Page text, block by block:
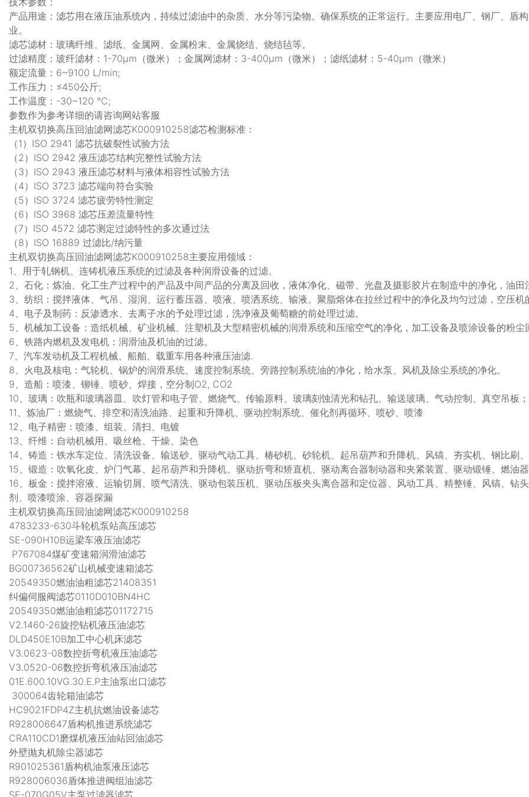
产品用途：滤芯用在液压油系统内，持续过滤油中的杂质、水分等污染物。确保系统的正常运行。主要应用电厂、钢厂、盾
业。
滤芯滤材：玻璃纤维、滤纸、金属网、金属粉末、金属烧结、烧结毡等。
过滤精度：玻纤滤材：1-70μm（微米）；金属网滤材：3-400μm（微米）；滤纸滤材：5-40μm（微米）
额定流量：6~9100 L/min;
工作压力：≤450公斤;
工作温度：-30~120 ℃;
参数作为参考详细的请咨询网站客服
主机双切换高压回油滤网滤芯K000910258滤芯检测标准：
（1）ISO 2941 滤芯抗破裂性试验方法
（2）ISO 2942 液压滤芯结构完整性试验方法
（3）ISO 2943 液压滤芯材料与液体相容性试验方法
（4）ISO 3723 滤芯端向符合实验
（5）ISO 3724 滤芯疲劳特性测定
（6）ISO 3968 滤芯压差流量特性
（7）ISO 4572 滤芯测定过滤特性的多次通过法
（8）ISO 16889 过滤比/纳污量
主机双切换高压回油滤网滤芯K000910258主要应用领域：
1、用于轧钢机、连铸机液压系统的过滤及各种润滑设备的过滤。
2、石化：炼油、化工生产过程中的产品及中间产品的分离及回收，液体净化、磁带、光盘及摄影胶片在制造中的净化，油
3、纺织：搅拌液体、气吊、湿润、运行蓄压器、喷液、喷洒系统、输液。聚脂熔体在拉丝过程中的净化及均匀过滤，空压
4、电子及制药：反渗透水、去离子水的予处理过滤，洗净液及葡萄糖的前处理过滤。
5、机械加工设备：造纸机械、矿业机械、注塑机及大型精密机械的润滑系统和压缩空气的净化，加工设备及喷涂设备的粉尘
6、铁路内燃机及发电机：润滑油及机油的过滤。
7、汽车发动机及工程机械、船舶、载重车用各种液压油滤.
8、火电及核电：气轮机、锅炉的润滑系统、速度控制系统、旁路控制系统油的净化，给水泵、风机及除尘系统的净化。
9、造船：喷漆、铆锤、喷砂、焊接，空分制O2, CO2
10、玻璃：吹瓶和玻璃器皿、吹灯管和电子管、燃烧气、传输原料、玻璃刻蚀清光和钻孔、输送玻璃、气动控制、真空吊板
11、炼油厂：燃烧气、排空和清洗油路、起重和升降机、驱动控制系统、催化剂再循环、喷砂、喷漆
12、电子精密：喷漆、组装、清扫、电镀
13、纤维：自动机械用、吸丝枪、干燥、染色
14、铸造：铁水车定位、清洗设备、输送砂、驱动气动工具、椿砂机、砂轮机、起吊葫芦和升降机、风镐、夯实机、钢比刷
15、锻造：吹氧化皮、炉门气幕、起吊葫芦和升降机、驱动折弯和矫直机、驱动离合器制动器和夹紧装置、驱动锻锤、燃油器
16、板金：搅拌溶液、运输切屑、喷气清洗、驱动包装压机、驱动压板夹头离合器和定位器、风动工具、精整锤、风镐、钻
剂、喷漆喷涂、容器探漏
主机双切换高压回油滤网滤芯K000910258
4783233-630斗轮机泵站高压滤芯
SE-090H10B运梁车液压油滤芯
P767084煤矿变速箱润滑油滤芯
BG00736562矿山机械变速箱滤芯
20549350燃油油粗滤芯21408351
纠偏伺服阀滤芯0110D010BN4HC
20549350燃油油粗滤芯01172715
V2.1460-26旋挖钻机液压油滤芯
DLD450E10B加工中心机床滤芯
V3.0623-08数控折弯机液压油滤芯
V3.0520-06数控折弯机液压油滤芯
01E.600.10VG.30.E.P主油泵出口滤芯
300064齿轮箱油滤芯
HC9021FDP4Z主机抗燃油设备滤芯
R928006647盾构机推进系统滤芯
CRA110CD1磨煤机液压油站回油滤芯
外壁抛丸机除尘器滤芯
R901025361盾构机油泵液压滤芯
R928006036盾体推进阀组油滤芯
SE-070G05V主泵过滤器滤芯